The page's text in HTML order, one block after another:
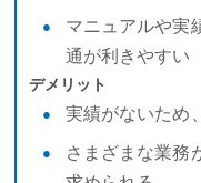
マニュアルや実
通が利きやすい
デメリット
実績がないため
さまざまな業務